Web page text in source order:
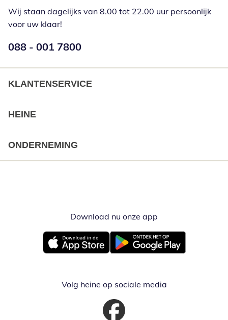
Wij staan dagelijks van 8.00 tot 22.00 uur persoonlijk
voor uw klaar!
Telefoonnummer:
088 - 001 7800
KLANTENSERVICE
HEINE
ONDERNEMING
Download nu onze app
Opent in nieuw vensterOpent in nieuw venster
Volg heine op sociale media